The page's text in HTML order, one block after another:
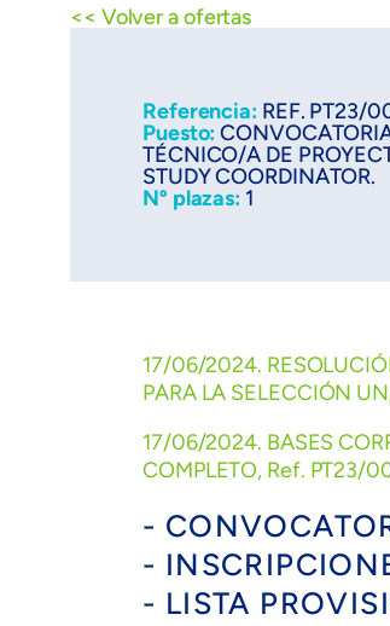
<< Volver a ofertas
Referencia: REF. PT23/
Puesto:
TÉCNICO/A DE
STUDY COORDINATOR.
Nº plazas: 1
17/06/2024.
PARA LA SELECCIÓN
17/06/2024. BASES
COMPLETO, Ref. PT23/
-
-
- LISTA